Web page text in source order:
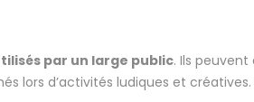
par un large public. Ils
lors d’activités ludiques et